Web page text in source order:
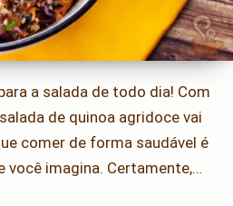
a salada de todo dia! Com
de quinoa agridoce vai
comer de forma saudável é
você imagina. Certamente,…